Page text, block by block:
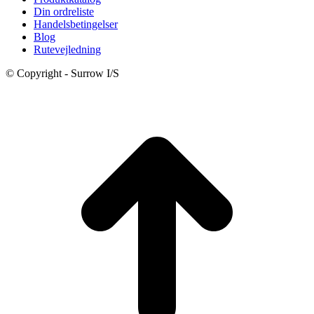
Din ordreliste
Handelsbetingelser
Blog
Rutevejledning
© Copyright - Surrow I/S